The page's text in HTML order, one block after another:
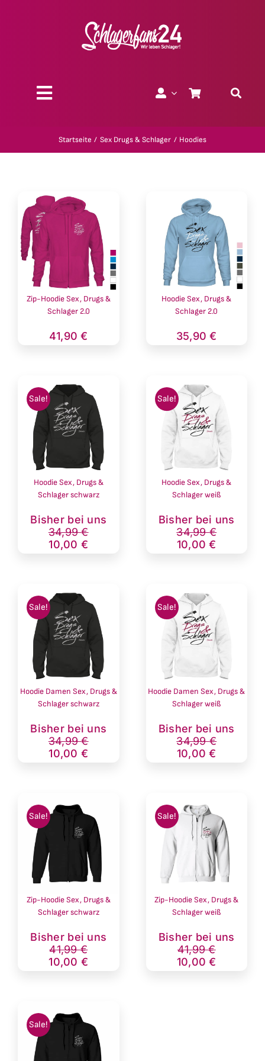
Toggle
Geschenk-Gutscheine
Kollektionen
Startseite Sex Drugs & Schlager Hoodies
Zip-Hoodie Sex, Drugs &
Schlager 2.0
41,90€
Hoodie Sex, Drugs &
Schlager 2.0
35,90€
Sale!
Hoodie Sex, Drugs &
Schlager schwarz
Bisher bei uns
34,99€
Ursprünglicher
Preis
war:
10,00 €
Aktueller
Preis
ist:
Sale!
Hoodie Sex, Drugs &
Schlager weiß
Bisher bei uns
34,99€
Preis
war:
10,00€
Aktueller
Preis
ist:
Sale!
Hoodie Damen Sex, Drugs &
Schlager schwarz
Bisher bei uns
34,99€
Ursprünglicher
Preis
war:
10,00 €
Aktueller
Preis
ist:
Sale!
Hoodie Damen Sex, Drugs &
Schlager weiß
Bisher bei uns
34,99€
Preis
war:
10,00€
Aktueller
Preis
ist:
Sale!
Zip-Hoodie Sex, Drugs &
Schlager schwarz
Bisher bei uns
41,99€
Ursprünglicher
Preis
war:
10,00 €
Aktueller
Preis
ist:
Sale!
Zip-Hoodie Sex, Drugs &
Schlager weiß
Bisher bei uns
41,99€
Preis
war:
10,00€
Aktueller
Preis
ist:
Sale!